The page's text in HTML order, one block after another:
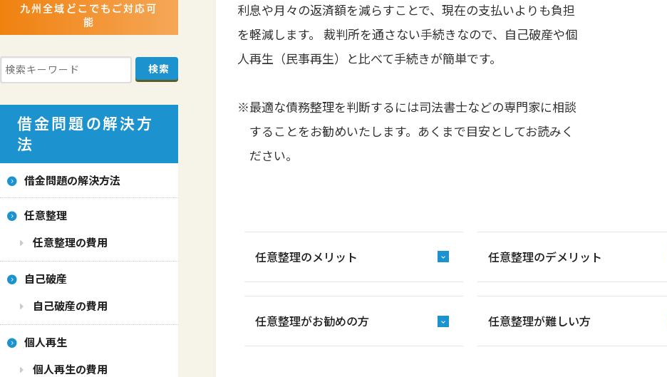
利息や月々の返済額を減らすことで、現在の支払いよりも負担
を軽減します。 裁判所を通さない手続きなので、自己破産や個
人再生（民事再生）と比べて手続きが簡単です。
※最適な債務整理を判断するには司法書士などの専門家に相談
することをお勧めいたします。あくまで目安としてお読みく
ださい。
任意整理のメリット 任意整理のデメリット
任意整理がお勧めの方 任意整理が難しい方
九州全域どこでもご対応可
能
借金問題の解決方
法
借金問題の解決方法
任意整理
任意整理の費用
自己破産
自己破産の費用
個人再生
個人再生の費用